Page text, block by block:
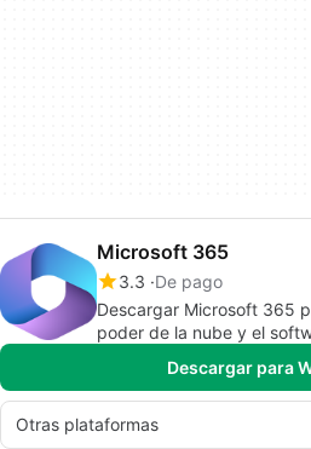
Microsoft 365
3.3 De pago
Descargar Microsoft 365
poder de la nube y el
Descargar para
Otras plataformas